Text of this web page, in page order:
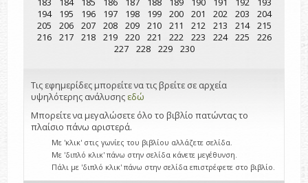
194
195 196 197 198 199 200 201 202 203
204
205
206 207 208 209 210 211 212 213 214
215
216
217 218 219 220 221 222 223 224 225
226
227
228 229 230
Τις εφημερίδες μπορείτε να τις βρείτε σε αρχεία
υψηλότερης ανάλυσης εδώ
Μπορείτε να μεγαλώσετε όλο το βιβλίο πατώντας το
πλαίσιο πάνω αριστερά.
Με 'κλικ' στις γωνίες του βιβλίου αλλάζετε σελίδα.
Με 'διπλό κλικ' πάνω στην σελίδα κάνετε μεγέθυνση.
Πάλι με 'διπλό κλικ' πάνω στην σελίδα επιστρέφετε στο βιβλίο.